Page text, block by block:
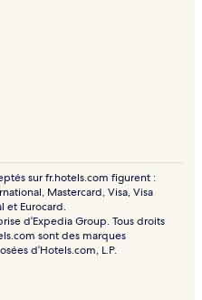
sur fr.hotels.com figurent :
Mastercard, Visa, Visa
et Eurocard.
d’Expedia Group. Tous droits
sont des marques
d’Hotels.com, L.P.